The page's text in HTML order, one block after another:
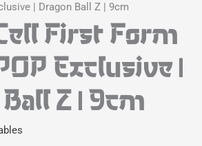
| Dragon Ball Z | 9cm
First Form
Exclusive |
Z | 9cm